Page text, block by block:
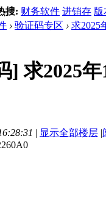
搜: 财务软件 进销存 版
› 验证码专区 › 求2025
]求2025
| 显示全部楼层 |